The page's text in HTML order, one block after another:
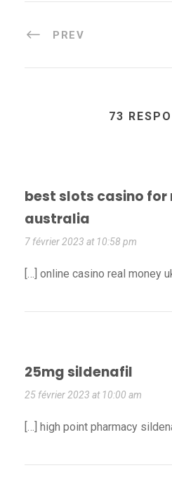
PREV
73
best slots casino for
australia
7 février 2023 at 10:58 pm
[…] online casino real money
25mg sildenafil
25 février 2023 at 10:00 am
[…] high point pharmacy